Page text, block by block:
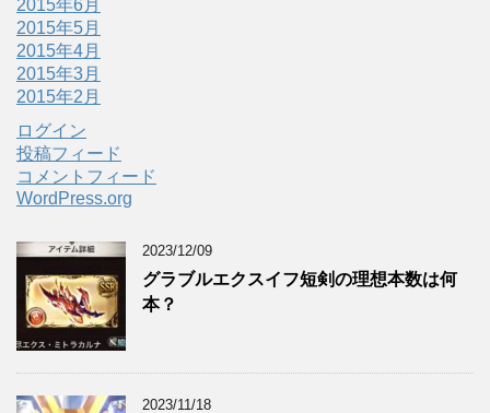
2015年6月
2015年5月
2015年4月
2015年3月
2015年2月
ログイン
投稿フィード
コメントフィード
WordPress.org
2023/12/09
グラブルエクスイフ短剣の理想本数は何
本？
2023/11/18